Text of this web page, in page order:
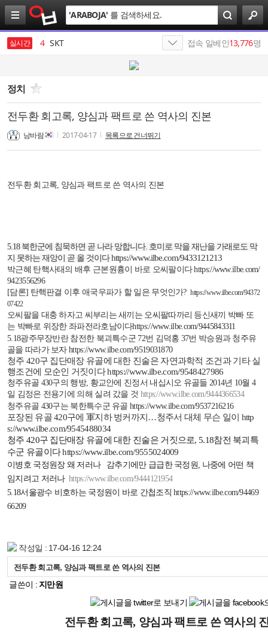
검
색
'ARABOJA' 를 검색하세요.
실시간
3 SK
4 SKT
6
7 엔비디아
8 에스케이
9 manhwa
접속 일베인13,776명
정치
전두환 회고록, 양심과 팩트로 쓴 역사의 진본
남바람 2017-04-17 목록으로 건너뛰기
전두환 회고록, 양심과 팩트로 쓴 역사의 진본
5.18 북한군에 침묵하면 곧 나라 망합니다. 호미로 막을 재난을 가래로도 막
지 못하는 재앙이 곧 올 것이다 https://www.ilbe.com/9433121213
박근혜 탄핵사태의 배후 근본원흉이 바로 오씨팔이다 https://www.ilbe.com/
9423556296
[담론] 탄핵판결 이후 애국우파가 할 일은 무엇인가?https://www.ilbe.com/94372
07422
오씨팔을 대충 하자고 씨부리는 새끼는 오씨팔따까리 등신새끼 박빠 또
는 박빠로 위장한 좌파전라호남이다https://www.ilbe.com/9445843311
5.18광주무장반란 참전한 북괴특수군 72번 김덕홍 37번 박승원과 청주유
골을 따라가 보자https://www.ilbe.com/9519031870
청주 420구 집단매장 유골에 대한 진술은 자연과학적 조건과 기타 실
행조건에
모순인 거짓이다https://www.ilbe.com/9548427986
청주유골 430구의 행방, 황교안에 진정서 내십시오 유골들 2014년 10월 4
일 김정은 전용기에 의해 실려 갔을 것 https://www.ilbe.com/9444366534
청주유골 430구는 북한특수군 유골 https://www.ilbe.com/9537216216
포장된 유골420구에 軍지하 벙커까지 …청주서 대체 무슨 일이 http
s://www.ilbe.com/9545488034
청주 420구 집단매장 유골에 대한 진술은 거짓으로, 5.18참전 북괴특
수군 유골이다 https://www.ilbe.com/9555024009
이병호 국정원장 왜 저러나 감추기에만 급급한 국정원, 나중에 어떤 책
임지려고 저러나 https://www.ilbe.com/9444121954
5.18서울광수 비호하는 국정원이 바로 간첩조직 https://www.ilbe.com/94469
66209
작성일 : 17-04-16 12:24
전두환 회고록, 양심과 팩트로 쓴 역사의 진본
글쓴이 : 지만원
전두환 회고록, 양심과 팩트로 쓴 역사의